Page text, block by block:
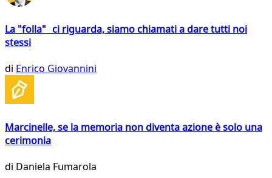
La "folla" ci riguarda, siamo chiamati a dare tutti noi
stessi
di Enrico Giovannini
Marcinelle, se la memoria non diventa azione è solo una
cerimonia
di Daniela Fumarola